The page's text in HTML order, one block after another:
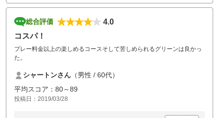
総合評価
4.0
コスパ！
プレー料金以上の楽しめるコースそして苦しめられるグリーンは良かっ
た。
シャートンさん （男性 / 60代）
平均スコア：80～89
投稿日：2019/03/28